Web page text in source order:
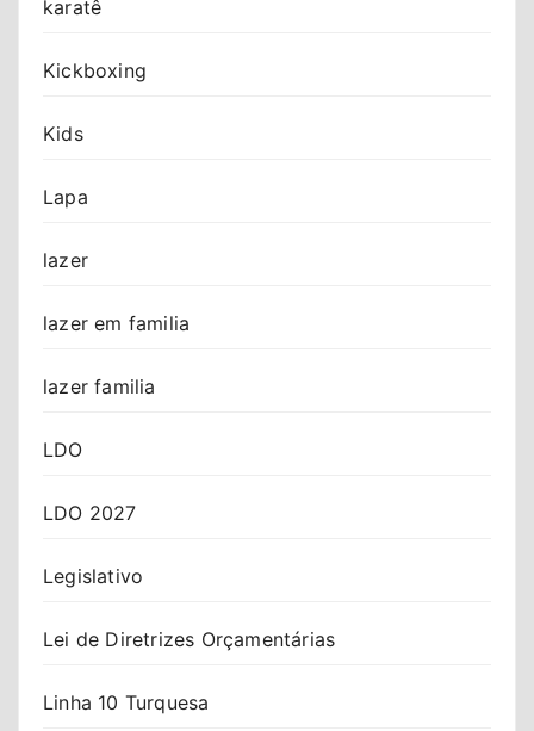
karatê
Kickboxing
Kids
Lapa
lazer
lazer em familia
lazer familia
LDO
LDO 2027
Legislativo
Lei de Diretrizes Orçamentárias
Linha 10 Turquesa